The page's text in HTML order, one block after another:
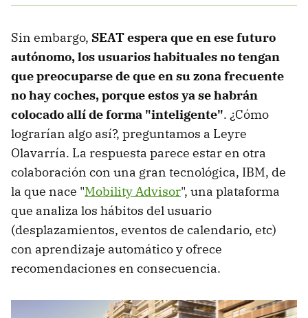
Sin embargo, SEAT espera que en ese futuro
autónomo, los usuarios habituales no tengan
que preocuparse de que en su zona frecuente
no hay coches, porque estos ya se habrán
colocado allí de forma "inteligente". ¿Cómo
lograrían algo así?, preguntamos a Leyre
Olavarría. La respuesta parece estar en otra
colaboración con una gran tecnológica, IBM, de
la que nace "Mobility Advisor", una plataforma
que analiza los hábitos del usuario
(desplazamientos, eventos de calendario, etc)
con aprendizaje automático y ofrece
recomendaciones en consecuencia.